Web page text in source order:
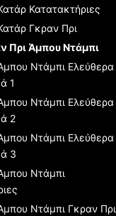
Κατατακτήριες
Γκραν Πρι
Πρι Άμπου Ντάμπι
Ντάμπι Ελεύθερα
1
Ντάμπι Ελεύθερα
2
Ντάμπι Ελεύθερα
3
Ντάμπι
Ντάμπι Γκραν Πρι